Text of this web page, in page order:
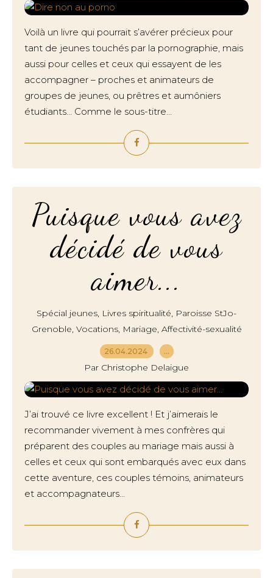
Voilà un livre qui pourrait s’avérer précieux pour
tant de jeunes touchés par la pornographie, mais
aussi pour celles et ceux qui essayent de les
accompagner – proches et animateurs de
groupes de jeunes, ou prêtres et aumôniers
étudiants… Comme le sous-titre...
Puisque vous avez
décidé de vous
aimer...
Spécial jeunes, Livres spiritualité, Paroisse StJo-
Grenoble, Vocations, Mariage, Affectivité-sexualité
26.04.2024 …
Par Christophe Delaigue
J’ai trouvé ce livre excellent ! Et j’aimerais le
recommander vivement à mes confrères qui
préparent des couples au mariage mais aussi à
celles et ceux qui sont embarqués avec eux dans
cette aventure, ces couples témoins, animateurs
et accompagnateurs...